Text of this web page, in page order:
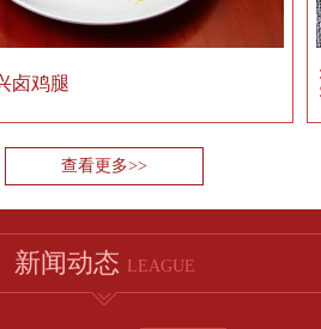
卤鸡腿
查看更多>>
新闻动态 LEAGUE